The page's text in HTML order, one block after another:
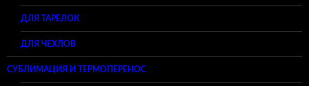
ДЛЯ ТАРЕЛОК
ДЛЯ ЧЕХЛОВ
СУБЛИМАЦИЯ И ТЕРМОПЕРЕНОС